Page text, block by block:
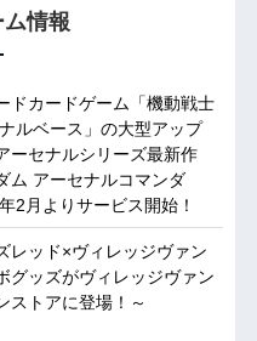
情報
ドカードゲーム「機動戦士
ルベース」の大型アップ
ーセナルシリーズ最新作
ム アーセナルコマンダ
2月よりサービス開始！
レッド×ヴィレッジヴァン
グッズがヴィレッジヴァン
ストアに登場！～